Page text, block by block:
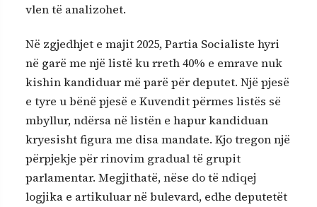
vlen të analizohet.
Në zgjedhjet e majit 2025, Partia Socialiste hyri
në garë me një listë ku rreth 40% e emrave nuk
kishin kandiduar më parë për deputet. Një pjesë
e tyre u bënë pjesë e Kuvendit përmes listës së
mbyllur, ndërsa në listën e hapur kandiduan
kryesisht figura me disa mandate. Kjo tregon një
përpjekje për rinovim gradual të grupit
parlamentar. Megjithatë, nëse do të ndiqej
logjika e artikuluar në bulevard, edhe deputetët